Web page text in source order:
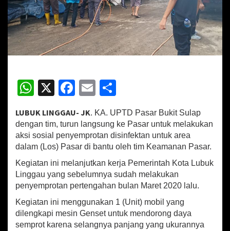
k
a
n
P
e
n
m
p
o
t
a
n
i
s
i
n
f
e
k
W
at
sA
p
p
X
Fa
b
o
o
k
E
m
ai
l
h
ar
e
LUBUK LINGGAU- JK. KA. UPTD Pasar Bukit Sulap
dengan tim, turun langsung ke Pasar untuk melakukan
aksi sosial penyemprotan disinfektan untuk area
dalam (Los) Pasar di bantu oleh tim Keamanan Pasar.
Kegiatan ini melanjutkan kerja Pemerintah Kota Lubuk
Linggau yang sebelumnya sudah melakukan
penyemprotan pertengahan bulan Maret 2020 lalu.
Kegiatan ini menggunakan 1 (Unit) mobil yang
dilengkapi mesin Genset untuk mendorong daya
semprot karena selangnya panjang yang ukurannya